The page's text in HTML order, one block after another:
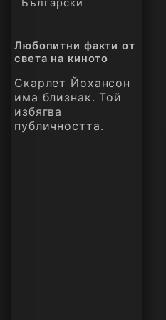
Български
Любопитни факти от
света на киното
Скарлет Йохансон
има близнак. Той
избягва
публичността.